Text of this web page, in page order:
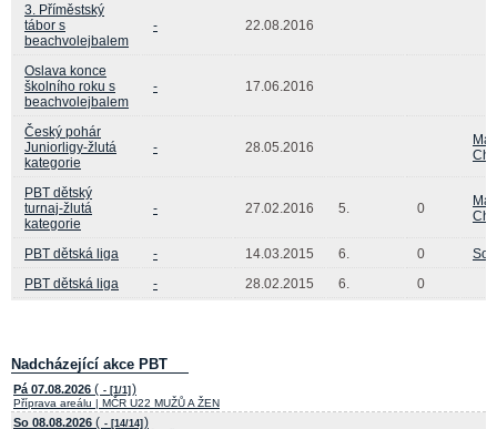
3. Příměstský
tábor s
beachvolejbalem
- 22.08.2016
Oslava konce
školního roku s
beachvolejbalem
- 17.06.2016
Český pohár
Juniorligy-žlutá
kategorie
- 28.05.2016
PBT dětský
turnaj-žlutá
kategorie
- 27.02.2016 5. 0
PBT dětská liga - 14.03.2015 6. 0
PBT dětská liga
- 28.02.2015 6. 0
Nadcházející akce PBT
Pá 07.08.2026 ( - [1/1] )
Příprava areálu | MČR U22 MUŽŮ A ŽEN
So 08.08.2026 ( - [14/14] )